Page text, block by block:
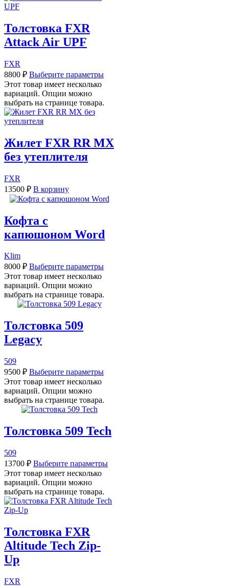
Толстовка FXR
Attack Air UPF
FXR
8800 ₽ Выберите параметры
Этот товар имеет несколько
вариаций. Опции можно
выбрать на странице товара.
Жилет FXR RR MX
без утеплителя
FXR
13500 ₽ В корзину
Кофта с
капюшоном Word
Klim
8000 ₽ Выберите параметры
Этот товар имеет несколько
вариаций. Опции можно
выбрать на странице товара.
Толстовка 509
Legacy
509
9500 ₽ Выберите параметры
Этот товар имеет несколько
вариаций. Опции можно
выбрать на странице товара.
Толстовка 509 Tech
509
13700 ₽ Выберите параметры
Этот товар имеет несколько
вариаций. Опции можно
выбрать на странице товара.
Толстовка FXR
Altitude Tech Zip-
Up
FXR